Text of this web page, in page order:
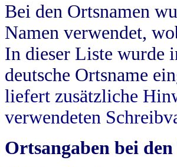
Bei den Ortsnamen
Namen verwendet,
In dieser Liste wurde
deutsche Ortsname
liefert zusätzliche
verwendeten
Ortsangaben bei